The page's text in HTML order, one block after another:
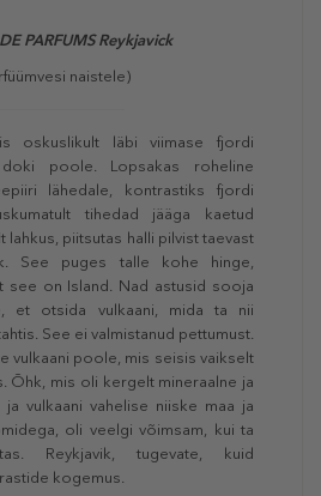
PARFUMS Reykjavick
naistele)
oskuslikult läbi viimase fjordi
doki poole. Lopsakas roheline
lähedale, kontrastiks fjordi
tihedad jääga kaetud
lahkus, piitsutas halli pilvist taevast
See puges talle kohe hinge,
see on Island. Nad astusid sooja
et otsida vulkaani, mida ta nii
See ei valmistanud pettumust.
vulkaani poole, mis seisis vaikselt
Õhk, mis oli kergelt mineraalne ja
vulkaani vahelise niiske maa ja
oli veelgi võimsam, kui ta
Reykjavik, tugevate, kuid
kogemus.